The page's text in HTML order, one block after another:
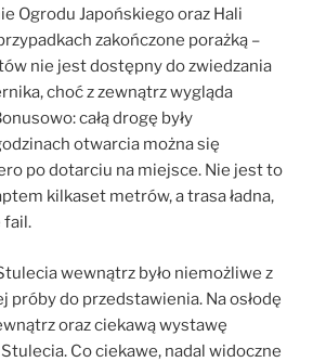
Ogrodu Japońskiego oraz Hali
zakończone porażką –
nie jest dostępny do zwiedzania
choć z zewnątrz wygląda
całą drogę były
otwarcia można się
po dotarciu na miejsce. Nie jest to
kilkaset metrów, a trasa ładna,
fail.
wewnątrz było niemożliwe z
próby do przedstawienia. Na osłodę
oraz ciekawą wystawę
Co ciekawe, nadal widoczne